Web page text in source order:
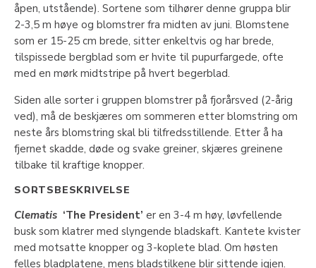
åpen, utstående). Sortene som tilhører denne gruppa blir
2-3,5 m høye og blomstrer fra midten av juni. Blomstene
som er 15-25 cm brede, sitter enkeltvis og har brede,
tilspissede bergblad som er hvite til pupurfargede, ofte
med en mørk midtstripe på hvert begerblad.
Siden alle sorter i gruppen blomstrer på fjorårsved (2-årig
ved), må de beskjæres om sommeren etter blomstring om
neste års blomstring skal bli tilfredsstillende. Etter å ha
fjernet skadde, døde og svake greiner, skjæres greinene
tilbake til kraftige knopper.
SORTSBESKRIVELSE
Clematis ‘The President’ er en 3-4 m høy, løvfellende
busk som klatrer med slyngende bladskaft. Kantete kvister
med motsatte knopper og 3-koplete blad. Om høsten
felles bladplatene, mens bladstilkene blir sittende igjen.